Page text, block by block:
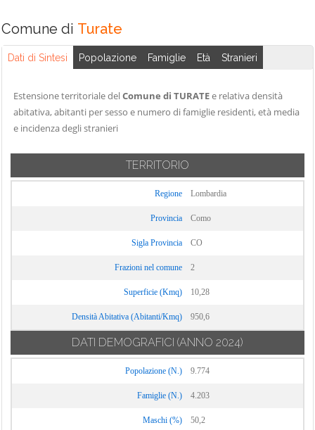
Canzo
Intimiano
Carate Urio
Carlazzo
Cavargna
Lasnigo
Lezzeno
Limido Comasco
Livo
Locate Varesino
Lomazzo
Longone al
Lurago Marinone
Lurate Caccivio
Magreglio
Mariano
Comense
Maslianico
Menaggio
Schignano
Senna Comasco
Solbiate con
Cagno
Sormano
Stazzona
Tavernerio
Torno
Tremezzina
Uggiate con
Ronago
Val Rezzo
Valbrona
Valsolda
Veleso
Comune di Turate
Dati di Sintesi Popolazione Famiglie Età Stranieri
Estensione territoriale delComune di TURATEe relativa densità
abitativa, abitanti per sesso e numero di famiglie residenti, età media
e incidenza degli stranieri
TERRITORIO
Regione Lombardia
Provincia Como
Sigla Provincia CO
Frazioni nel comune 2
Superficie (Kmq) 10,28
Densità Abitativa (Abitanti/Kmq) 950,6
DATI DEMOGRAFICI (ANNO 2024)
Popolazione (N.) 9.774
Famiglie (N.) 4.203
Maschi (%) 50,2